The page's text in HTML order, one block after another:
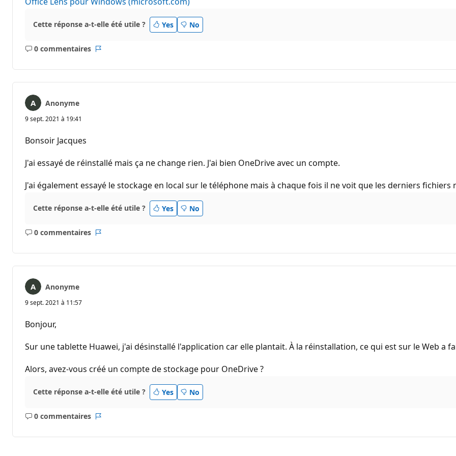
Cette réponse a-t-elle été utile ? Yes No
0 commentaires
Aucun
Anonyme
9 sept. 2021 à 19:41
Bonsoir Jacques
J'ai essayé de réinstallé mais ça ne change rien. J'ai bien OneDrive avec un compte.
J'ai également essayé le stockage en local sur le téléphone mais à chaque fois il ne voit que les derniers fichiers
Cette réponse a-t-elle été utile ? Yes No
0 commentaires
Aucun
Anonyme
9 sept. 2021 à 11:57
Bonjour,
Sur une tablette Huawei, j'ai désinstallé l'application car elle plantait. À la réinstallation, ce qui est sur le Web
Alors, avez-vous créé un compte de stockage pour OneDrive ?
Cette réponse a-t-elle été utile ? Yes No
0 commentaires
Aucun